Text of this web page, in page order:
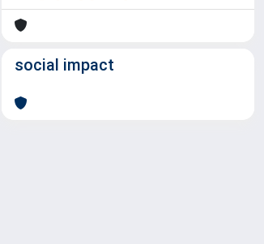
social impact